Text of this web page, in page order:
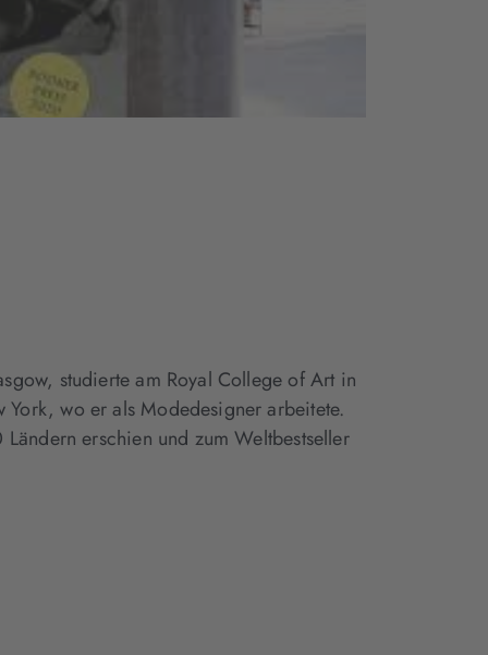
studierte am Royal College of Art in
wo er als Modedesigner arbeitete.
erschien und zum Weltbestseller